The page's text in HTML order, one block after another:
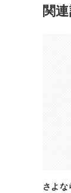
関
さよな